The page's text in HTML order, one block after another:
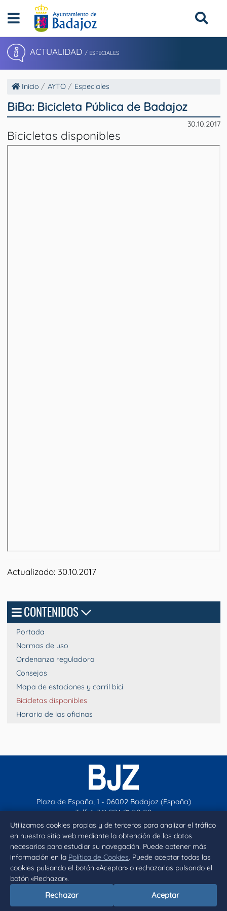
Utilizamos cookies propias y de terceros para analizar el tráfico
en nuestro sitio web mediante la obtención de los datos
necesarios para estudiar su navegación. Puede obtener más
información en la Política de Cookies. Puede aceptar todas las
cookies pulsando el botón «Aceptar» o rechazarlas pulsando el
botón «Rechazar».
Rechazar Aceptar
ACTUALIDAD / ESPECIALES
Inicio AYTO Especiales
BiBa: Bicicleta Pública de Badajoz
30.10.2017
Bicicletas disponibles
Actualizado: 30.10.2017
CONTENIDOS
Portada
Normas de uso
Ordenanza reguladora
Consejos
Mapa de estaciones y carril bici
Bicicletas disponibles
Horario de las oficinas
Plaza de España, 1 - 06002 Badajoz (España)
Telf. (+34) 924 21 00 00
contacto@aytobadajoz.es
Facebook
X Instagram
YouTube
Inicio Aviso legal
Declaración de accesibilidad